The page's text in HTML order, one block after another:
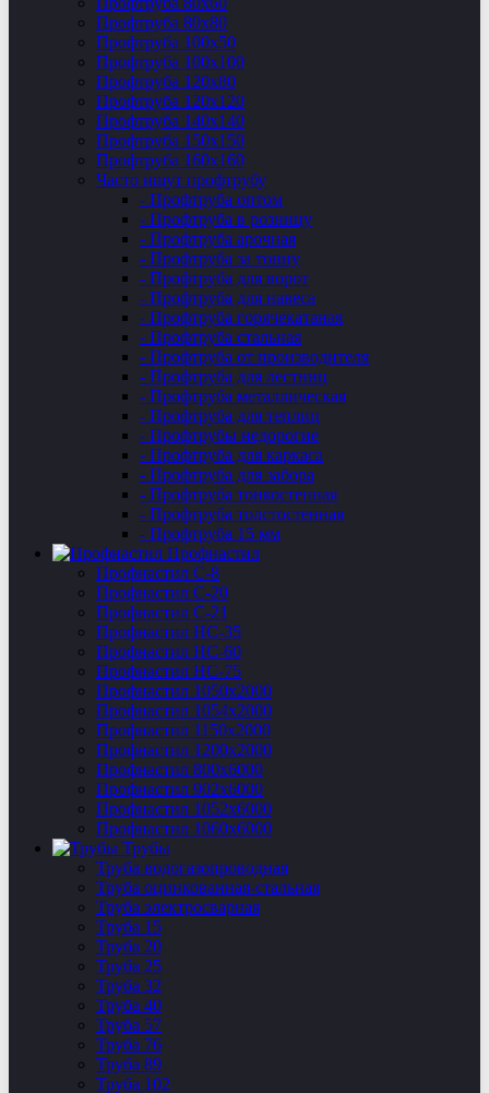
Профтруба 80х80
Профтруба 100х50
Профтруба 100х100
Профтруба 120х80
Профтруба 120х120
Профтруба 140х140
Профтруба 150х150
Профтруба 160х160
Часто ищут профтрубу
- Профтруба оптом
- Профтруба в розницу
- Профтруба арочная
- Профтруба за тонну
- Профтруба для ворот
- Профтруба для навеса
- Профтруба горячекатаная
- Профтруба стальная
- Профтруба от производителя
- Профтруба для лестниц
- Профтруба металлическая
- Профтруба для теплиц
- Профтрубы недорогие
- Профтруба для каркаса
- Профтруба для забора
- Профтруба тонкостенная
- Профтруба толстостенная
- Профтруба 15 мм
Профнастил
Профнастил C-8
Профнастил С-20
Профнастил C-21
Профнастил НС-35
Профнастил НС-60
Профнастил НС-75
Профнастил 1050х2000
Профнастил 1054х2000
Профнастил 1150х2000
Профнастил 1200х2000
Профнастил 800х6000
Профнастил 902х6000
Профнастил 1052х6000
Профнастил 1060х6000
Трубы
Труба водогазопроводная
Труба оцинкованная-стальная
Труба электросварная
Труба 15
Труба 20
Труба 25
Труба 32
Труба 40
Труба 57
Труба 76
Труба 89
Труба 102